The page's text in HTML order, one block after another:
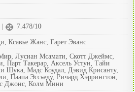
7.478/10
Ксавье Жанс, Гарет Эванс
Лусиан Мсамати, Скотт Джеймс,
Парт Такерар, Аксель Устун, Тайи
Шука, Мадс Коудал, Дэвид Крисанту,
Паапа Эссьеду, Ричард Хэррингтон,
Джонс, Колм Мини